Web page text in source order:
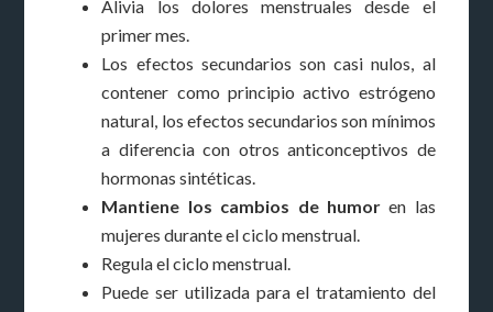
Alivia los dolores menstruales desde el
primer mes.
Los efectos secundarios son casi nulos, al
contener como principio activo estrógeno
natural, los efectos secundarios son mínimos
a diferencia con otros anticonceptivos de
hormonas sintéticas.
Mantiene los cambios de humoren las
mujeres durante el ciclo menstrual.
Regula el ciclo menstrual.
Puede ser utilizada para el tratamiento del